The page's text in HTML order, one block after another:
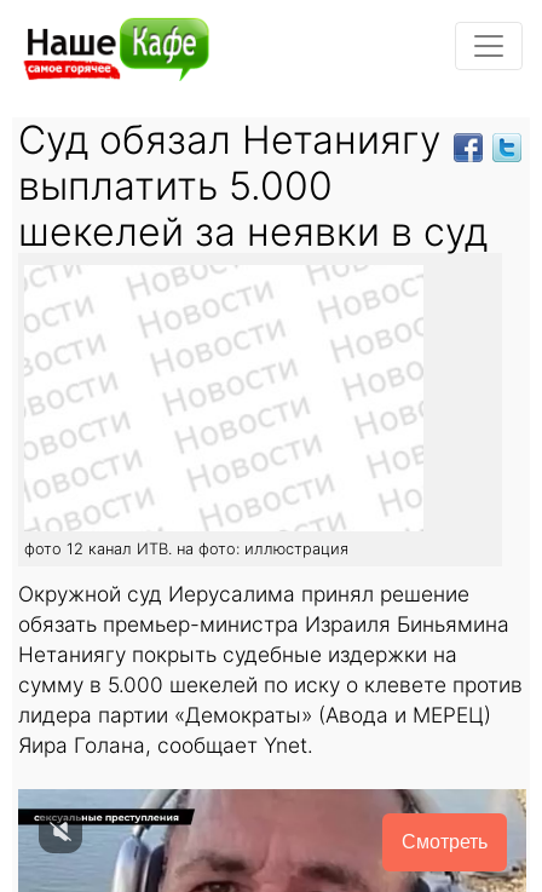
Суд обязал Нетаниягу
выплатить 5.000
шекелей за неявки в суд
фото 12 канал ИТВ. на фото: иллюстрация
Окружной суд Иерусалима принял решение
обязать премьер-министра Израиля Биньямина
Нетаниягу покрыть судебные издержки на
сумму в 5.000 шекелей по иску о клевете против
лидера партии «Демократы» (Авода и МЕРЕЦ)
Яира Голана, сообщает Ynet.
Смотреть